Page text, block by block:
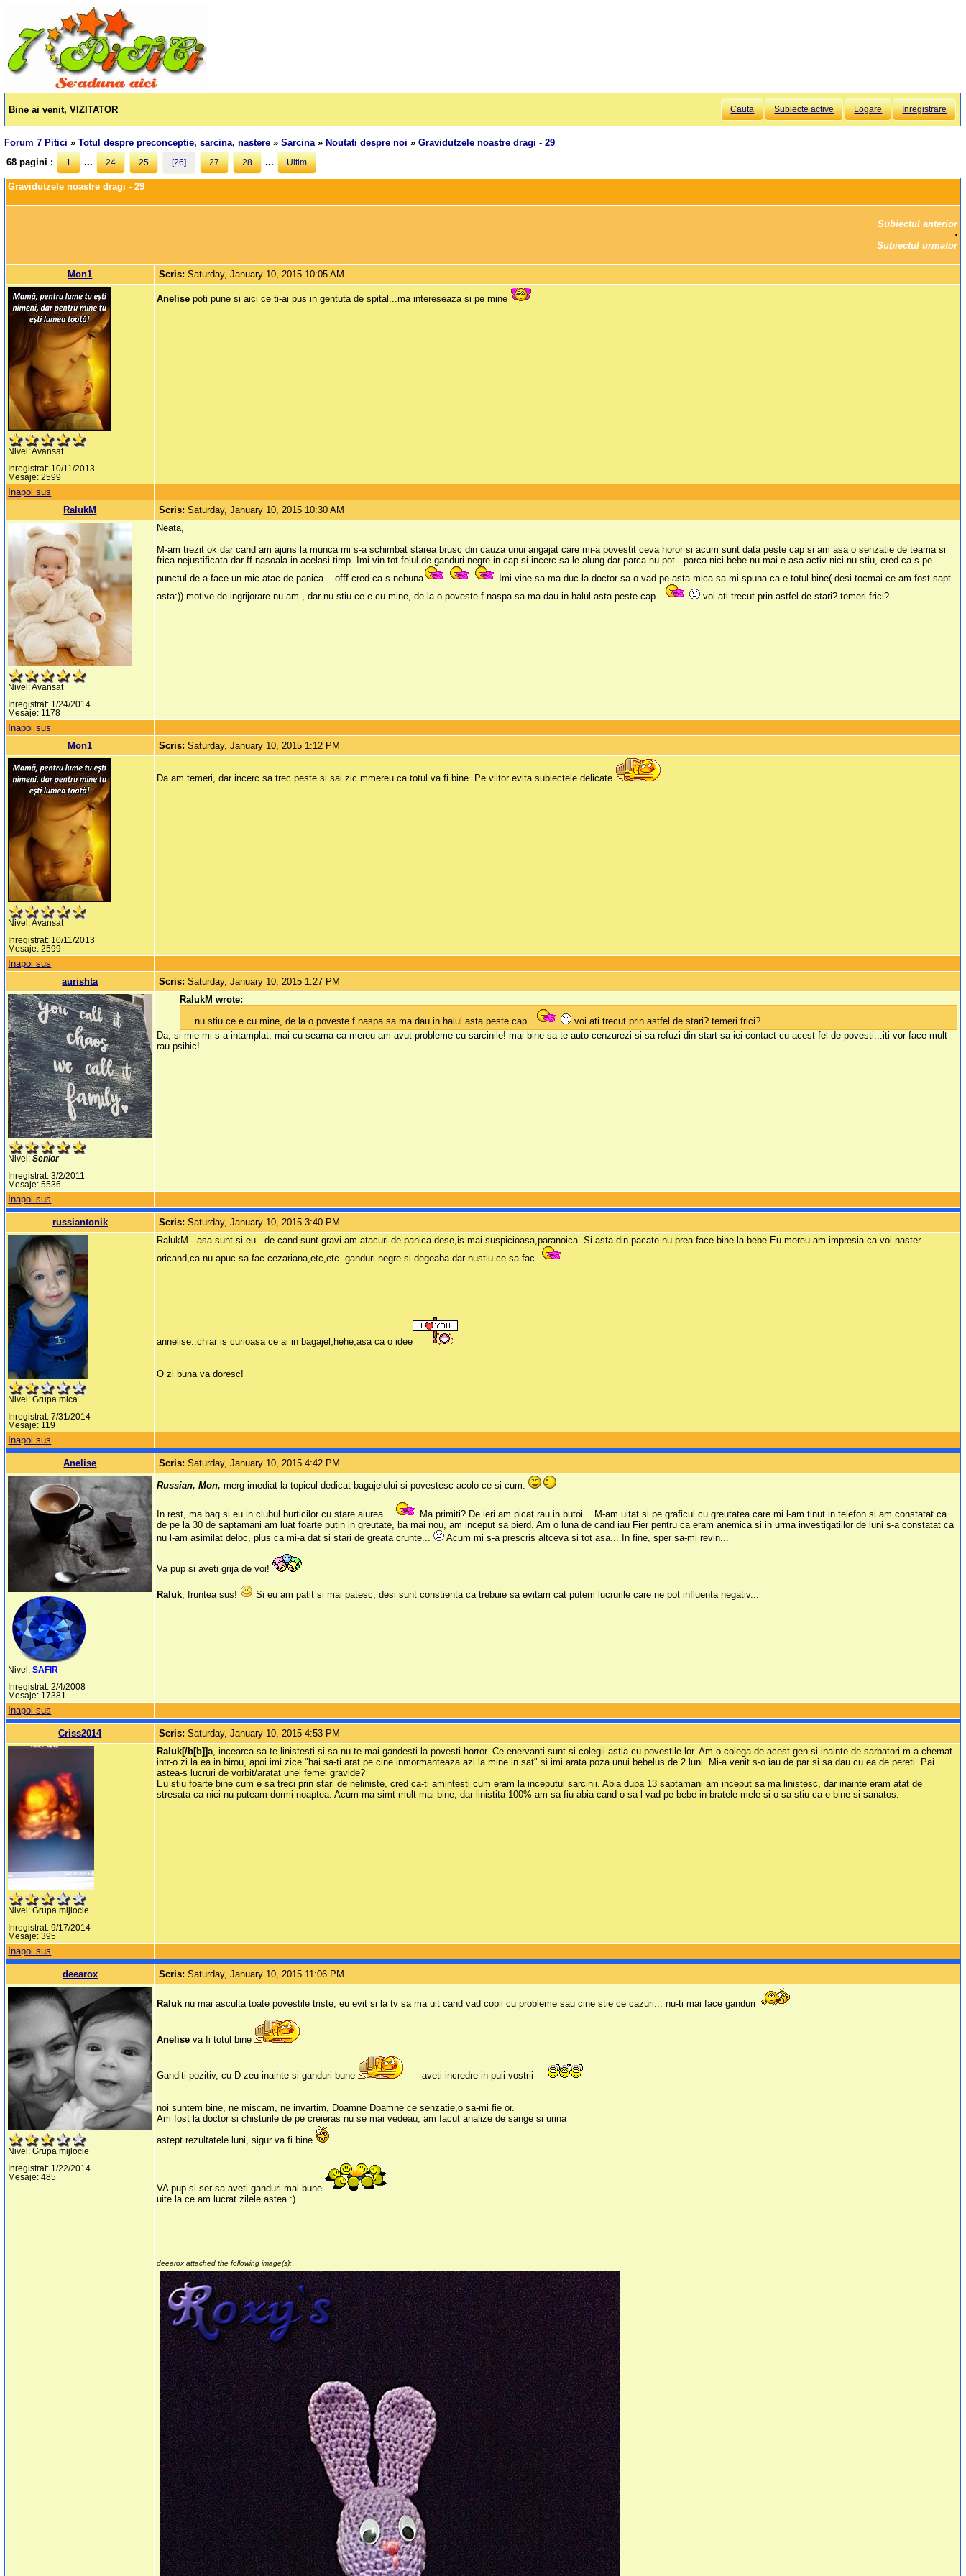
Bine ai venit, VIZITATOR Cauta Subiecte active Logare Inregistrare
Forum 7 Pitici »Totul despre preconceptie, sarcina, nastere »Sarcina» Noutati despre noi »Gravidutzele noastre dragi - 29
68 pagini :
1 ... 24 25 [26] 27 28 ... Ultim
Gravidutzele noastre dragi - 29
Subiectul anterior
Subiectul urmator
Mon1 Scris:Saturday, January 10, 2015 10:05 AM
Nivel: Avansat
Inregistrat: 10/11/2013
Mesaje: 2599
Anelise poti pune si aici ce ti-ai pus in gentuta de spital...ma intereseaza si pe mine
Inapoi sus
RalukM
Scris:Saturday, January 10, 2015 10:30 AM
Nivel: Avansat
Inregistrat: 1/24/2014
Mesaje: 1178
Neata,
M-am trezit ok dar cand am ajuns la munca mi s-a schimbat starea brusc din cauza unui angajat care mi-a povestit ceva horor si acum sunt data peste cap si am asa o senzatie de teama si
frica nejustificata dar ff nasoala in acelasi timp. Imi vin tot felul de ganduri negre in cap si incerc sa le alung dar parca nu pot...parca nici bebe nu mai e asa activ nici nu stiu, cred ca-s pe
punctul de a face un mic atac de panica... offf cred ca-s nebuna
Imi vine sa ma duc la doctor sa o vad pe asta mica sa-mi spuna ca e totul bine( desi tocmai ce am fost sapt
asta:)) motive de ingrijorare nu am , dar nu stiu ce e cu mine, de la o poveste f naspa sa ma dau in halul asta peste cap...
voi ati trecut prin astfel de stari? temeri frici?
Inapoi sus
Mon1
Scris:Saturday, January 10, 2015 1:12 PM
Nivel: Avansat
Inregistrat: 10/11/2013
Mesaje: 2599
Da am temeri, dar incerc sa trec peste si sai zic mmereu ca totul va fi bine. Pe viitor evita subiectele delicate.
Inapoi sus
aurishta
Scris:Saturday, January 10, 2015 1:27 PM
Nivel:Senior
Inregistrat: 3/2/2011
Mesaje: 5536
RalukM wrote:
... nu stiu ce e cu mine, de la o poveste f naspa sa ma dau in halul asta peste cap...
voi ati trecut prin astfel de stari? temeri frici?
Da, si mie mi s-a intamplat, mai cu seama ca mereu am avut probleme cu sarcinile! mai bine sa te auto-cenzurezi si sa refuzi din start sa iei contact cu acest fel de povesti...iti vor face mult
rau psihic!
Inapoi sus
russiantonik Scris:Saturday, January 10, 2015 3:40 PM
Nivel: Grupa mica
Inregistrat: 7/31/2014
Mesaje: 119
RalukM...asa sunt si eu...de cand sunt gravi am atacuri de panica dese,is mai suspicioasa,paranoica. Si asta din pacate nu prea face bine la bebe.Eu mereu am impresia ca voi naster
oricand,ca nu apuc sa fac cezariana,etc,etc..ganduri negre si degeaba dar nustiu ce sa fac..
annelise..chiar is curioasa ce ai in bagajel,hehe,asa ca o idee
O zi buna va doresc!
Inapoi sus
Anelise Scris:Saturday, January 10, 2015 4:42 PM
Nivel:SAFIR
Inregistrat: 2/4/2008
Mesaje: 17381
Russian, Mon, merg imediat la topicul dedicat bagajelului si povestesc acolo ce si cum.
In rest, ma bag si eu in clubul burticilor cu stare aiurea...
Ma primiti? De ieri am picat rau in butoi... M-am uitat si pe graficul cu greutatea care mi l-am tinut in telefon si am constatat ca
de pe la 30 de saptamani am luat foarte putin in greutate, ba mai nou, am inceput sa pierd. Am o luna de cand iau Fier pentru ca eram anemica si in urma investigatiilor de luni s-a constatat ca
nu l-am asimilat deloc, plus ca mi-a dat si stari de greata crunte...
Acum mi s-a prescris altceva si tot asa... In fine, sper sa-mi revin...
Va pup si aveti grija de voi!
Raluk, fruntea sus! Si eu am patit si mai patesc, desi sunt constienta ca trebuie sa evitam cat putem lucrurile care ne pot influenta negativ...
Inapoi sus
Criss2014 Scris:Saturday, January 10, 2015 4:53 PM
Nivel: Grupa mijlocie
Inregistrat: 9/17/2014
Mesaje: 395
Raluk[/b[b]]a, incearca sa te linistesti si sa nu te mai gandesti la povesti horror. Ce enervanti sunt si colegii astia cu povestile lor. Am o colega de acest gen si inainte de sarbatori m-a chemat
intr-o zi la ea in birou, apoi imi zice "hai sa-ti arat pe cine inmormanteaza azi la mine in sat" si imi arata poza unui bebelus de 2 luni. Mi-a venit s-o iau de par si sa dau cu ea de pereti. Pai
astea-s lucruri de vorbit/aratat unei femei gravide?
Eu stiu foarte bine cum e sa treci prin stari de neliniste, cred ca-ti amintesti cum eram la inceputul sarcinii. Abia dupa 13 saptamani am inceput sa ma linistesc, dar inainte eram atat de
stresata ca nici nu puteam dormi noaptea. Acum ma simt mult mai bine, dar linistita 100% am sa fiu abia cand o sa-l vad pe bebe in bratele mele si o sa stiu ca e bine si sanatos.
Inapoi sus
deearox Scris:Saturday, January 10, 2015 11:06 PM
Nivel: Grupa mijlocie
Inregistrat: 1/22/2014
Mesaje: 485
Raluk nu mai asculta toate povestile triste, eu evit si la tv sa ma uit cand vad copii cu probleme sau cine stie ce cazuri... nu-ti mai face ganduri
Anelise va fi totul bine
Ganditi pozitiv, cu D-zeu inainte si ganduri bune aveti incredre in puii vostrii
noi suntem bine, ne miscam, ne invartim, Doamne Doamne ce senzatie,o sa-mi fie or.
Am fost la doctor si chisturile de pe creieras nu se mai vedeau, am facut analize de sange si urina
astept rezultatele luni, sigur va fi bine
VA pup si ser sa aveti ganduri mai bune
uite la ce am lucrat zilele astea :)
deearox attached the following image(s):